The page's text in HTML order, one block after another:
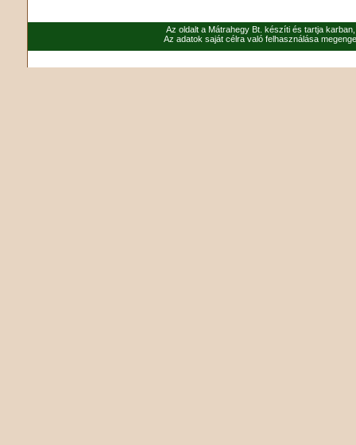
Az oldalt a Mátrahegy Bt. készíti és tartja
Az adatok saját célra való felhasználása